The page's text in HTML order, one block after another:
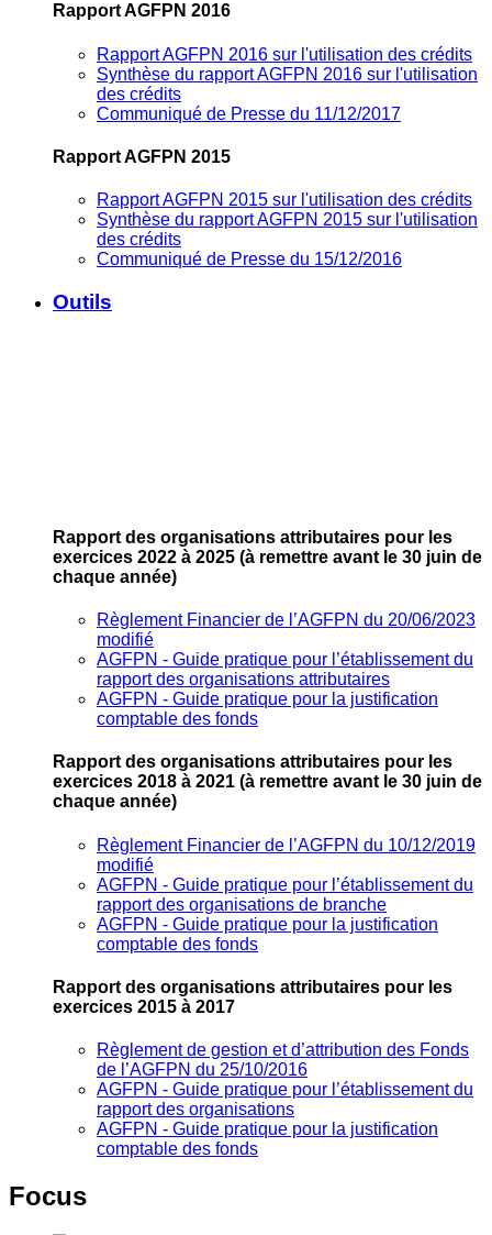
Rapport AGFPN 2016
Rapport AGFPN 2016 sur l'utilisation des crédits
Synthèse du rapport AGFPN 2016 sur l'utilisation
des crédits
Communiqué de Presse du 11/12/2017
Rapport AGFPN 2015
Rapport AGFPN 2015 sur l'utilisation des crédits
Synthèse du rapport AGFPN 2015 sur l'utilisation
des crédits
Communiqué de Presse du 15/12/2016
Outils
Rapport des organisations attributaires pour les
exercices 2022 à 2025 (à remettre avant le 30 juin de
chaque année)
Règlement Financier de l’AGFPN du 20/06/2023
modifié
AGFPN ‐ Guide pratique pour l’établissement du
rapport des organisations attributaires
AGFPN ‐ Guide pratique pour la justification
comptable des fonds
Rapport des organisations attributaires pour les
exercices 2018 à 2021 (à remettre avant le 30 juin de
chaque année)
Règlement Financier de l’AGFPN du 10/12/2019
modifié
AGFPN ‐ Guide pratique pour l’établissement du
rapport des organisations de branche
AGFPN ‐ Guide pratique pour la justification
comptable des fonds
Rapport des organisations attributaires pour les
exercices 2015 à 2017
Règlement de gestion et d’attribution des Fonds
de l’AGFPN du 25/10/2016
AGFPN ‐ Guide pratique pour l’établissement du
rapport des organisations
AGFPN ‐ Guide pratique pour la justification
comptable des fonds
Focus